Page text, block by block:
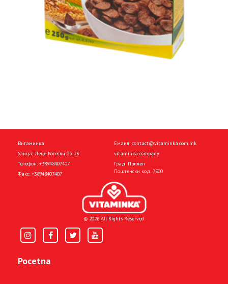
Витаминка
Улица: Леце Котески бр. 23
Телефон: +38948407407
Факс: +38948407407
Емаил: contact@vitaminka.com.mk
vitaminka.company
Град: Прилеп
Поштенски код: 7500
© 2026 All Rights Reserved
Pocetna